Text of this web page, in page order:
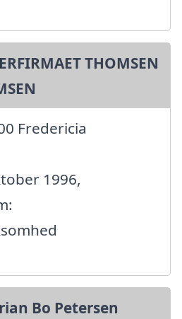
THOMSEN
Fredericia
1996,
Bo Petersen